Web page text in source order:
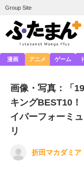
Group Site
漫画 アニメ ゲーム
画像・写真：「
キングBEST10
イバーフォーミ
リ
折田マカダミア